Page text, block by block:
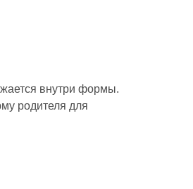
внутри формы.
родителя для